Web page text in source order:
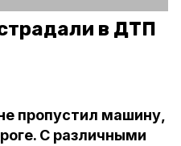
в ДТП
пропустил машину,
С различными